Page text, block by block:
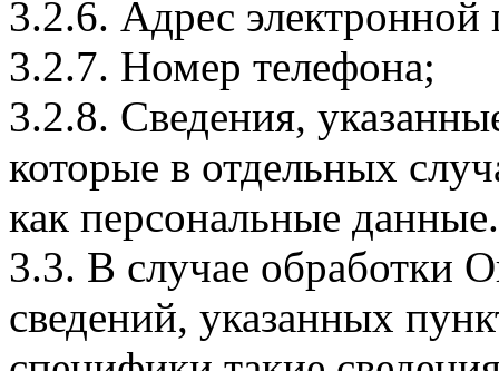
3.2.6. Адрес электронной
3.2.7. Номер телефона;
3.2.8. Сведения,
которые в отдельных
как персональные данные.
3.3. В случае обработки
сведений, указанных